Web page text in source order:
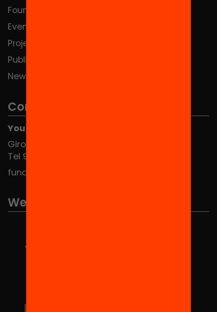
Foundation
Events
Projects
Publications and videos
News
Contact
You can find us at the Social HUB
Girona 34, interior 08010 Barcelona
Tel 934 588 700
fundacio@equitat.org
We are part of...